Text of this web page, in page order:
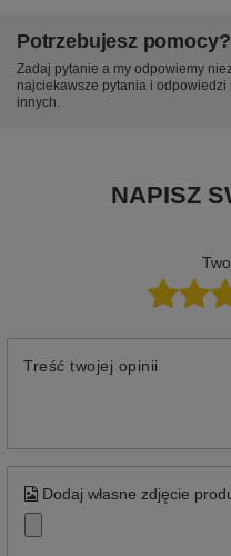
Potrzebujesz
Zadaj pytanie a my odpowiemy
najciekawsze pytania i
innych.
NAPISZ
Treść twojej opinii
Dodaj własne zdjęcie